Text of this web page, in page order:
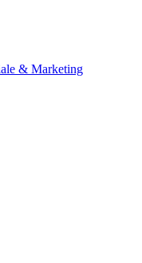
& Marketing